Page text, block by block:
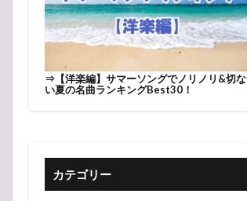
⇒ 【洋楽編】サマーソングでノリノリ&切な
い夏の名曲ランキングBest30！
カテゴリー